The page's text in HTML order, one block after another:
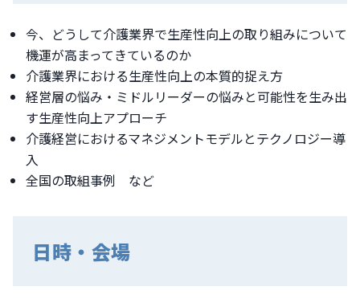
今、どうして介護業界で生産性向上の取り組みについて
機運が高まってきているのか
介護業界における生産性向上の本質的捉え方
経営層の悩み・ミドルリーダーの悩みと可能性を生み出
す生産性向上アプローチ
介護経営におけるマネジメントモデルとテクノロジー導
入
全国の取組事例 など
日時・会場